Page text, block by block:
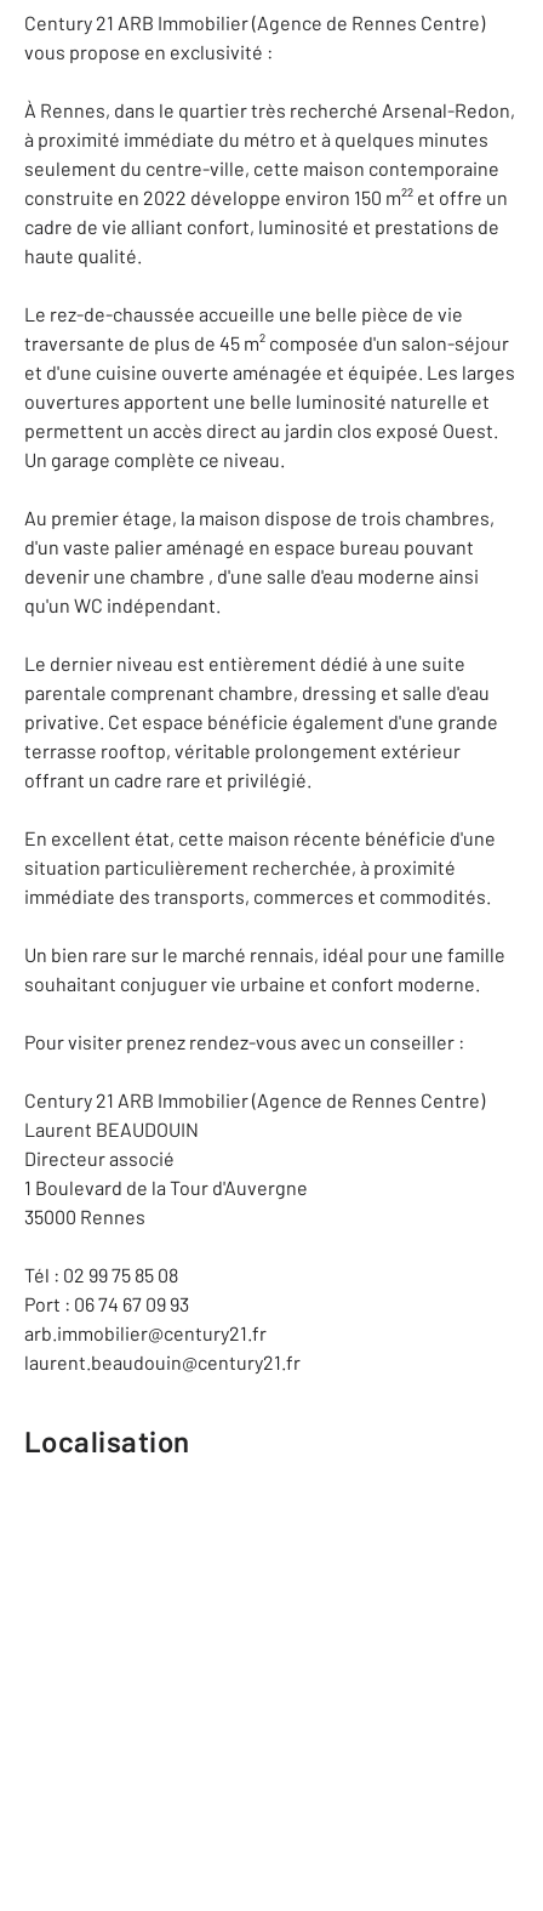
Century 21 ARB Immobilier (Agence de Rennes Centre)
vous propose en exclusivité :
À Rennes, dans le quartier très recherché Arsenal-Redon,
à proximité immédiate du métro et à quelques minutes
seulement du centre-ville, cette maison contemporaine
construite en 2022 développe environ 150 m²² et offre un
cadre de vie alliant confort, luminosité et prestations de
haute qualité.
Le rez-de-chaussée accueille une belle pièce de vie
traversante de plus de 45 m² composée d'un salon-séjour
et d'une cuisine ouverte aménagée et équipée. Les larges
ouvertures apportent une belle luminosité naturelle et
permettent un accès direct au jardin clos exposé Ouest.
Un garage complète ce niveau.
Au premier étage, la maison dispose de trois chambres,
d'un vaste palier aménagé en espace bureau pouvant
devenir une chambre , d'une salle d'eau moderne ainsi
qu'un WC indépendant.
Le dernier niveau est entièrement dédié à une suite
parentale comprenant chambre, dressing et salle d'eau
privative. Cet espace bénéficie également d'une grande
terrasse rooftop, véritable prolongement extérieur
offrant un cadre rare et privilégié.
En excellent état, cette maison récente bénéficie d'une
situation particulièrement recherchée, à proximité
immédiate des transports, commerces et commodités.
Un bien rare sur le marché rennais, idéal pour une famille
souhaitant conjuguer vie urbaine et confort moderne.
Pour visiter prenez rendez-vous avec un conseiller :
Century 21 ARB Immobilier (Agence de Rennes Centre)
Laurent BEAUDOUIN
Directeur associé
1 Boulevard de la Tour d'Auvergne
35000 Rennes
Tél : 02 99 75 85 08
Port : 06 74 67 09 93
arb.immobilier@century21.fr
laurent.beaudouin@century21.fr
Localisation